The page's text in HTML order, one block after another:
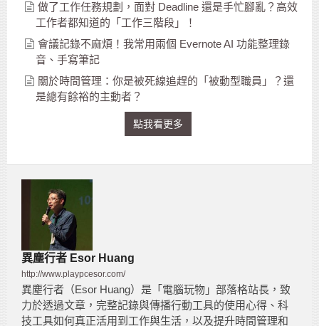
做了工作任務規劃，面對 Deadline 還是手忙腳亂？高效
工作者都知道的「工作三階段」！
會議記錄不麻煩！我常用兩個 Evernote AI 功能整理錄
音、手寫筆記
關於時間管理：你是被死線追趕的「被動型職員」？還
是總有餘裕的主動者？
點我看更多
異塵行者 Esor Huang
http://www.playpcesor.com/
異塵行者（Esor Huang）是「電腦玩物」部落格站長，致
力於透過文章，完整記錄與傳播行動工具的使用心得、科
技工具如何真正活用到工作與生活，以及提升時間管理和